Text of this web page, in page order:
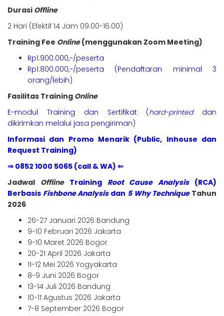
Durasi Offline
2 Hari (Efektif 14 Jam 09.00-16.00)
Training Fee Online(menggunakan Zoom Meeting)
Rp1.900.000,-/peserta
Rp1.800.000,-/peserta (Pendaftaran minimal 3
orang/lebih)
Fasilitas Training Online
E-modul Training dan Sertifikat (hard-printeddan
dikirimkan melalui jasa pengiriman)
Informasi dan Promo Menarik (Public, Inhouse dan
Request Training)
⇒ 0852 1000 5065 (call & WA) ⇐
Jadwal Offline Training Root Cause Analysis(RCA)
Berbasis Fishbone Analysisdan 5 Why TechniqueTahun
2026
26-27 Januari 2026 Bandung
9-10 Februari 2026 Jakarta
9-10 Maret 2026 Bogor
20-21 April 2026 Jakarta
11-12 Mei 2026 Yogyakarta
8-9 Juni 2026 Bogor
13-14 Juli 2026 Bandung
10-11 Agustus 2026 Jakarta
7-8 September 2026 Bogor